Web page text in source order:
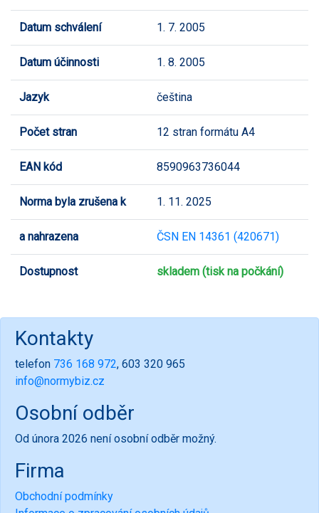
Datum schválení 1. 7. 2005
Datum účinnosti 1. 8. 2005
Jazyk čeština
Počet stran 12 stran formátu A4
EAN kód 8590963736044
Norma byla zrušena k 1. 11. 2025
a nahrazena ČSN EN 14361 (420671)
Dostupnost skladem (tisk na počkání)
Kontakty
telefon 736 168 972, 603 320 965
info@normybiz.cz
Osobní odběr
Od února 2026 není osobní odběr možný.
Firma
Obchodní podmínky